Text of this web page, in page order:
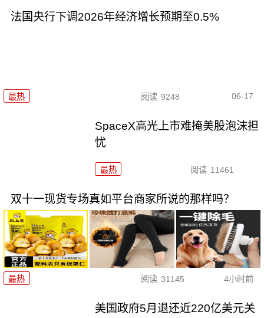
法国央行下调2026年经济增长预期至0.5%
最热 阅读 9248 06-17
SpaceX高光上市难掩美股泡沫担
忧
最热 阅读 11461
双十一现货专场真如平台商家所说的那样吗？
最热 阅读 31145 4小时前
美国政府5月退还近220亿美元关